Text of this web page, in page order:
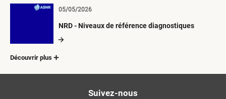
NRD - Niveaux de référence diagnostiques
05/05/2026
Découvrir plus
Suivez-nous